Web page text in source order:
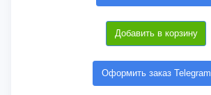
Добавить в корзину
Оформить заказ Telegram